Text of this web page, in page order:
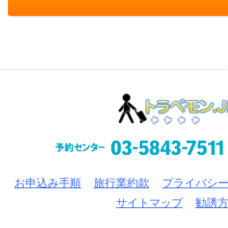
お申込み手順 旅行業約款 プライバシ
サイトマップ
勧誘